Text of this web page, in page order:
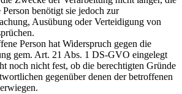
Person benötigt sie jedoch zur
Ausübung oder Verteidigung von
Person hat Widerspruch gegen die
gem. Art. 21 Abs. 1 DS-GVO eingelegt
noch nicht fest, ob die berechtigten Gründe
gegenüber denen der betroffenen